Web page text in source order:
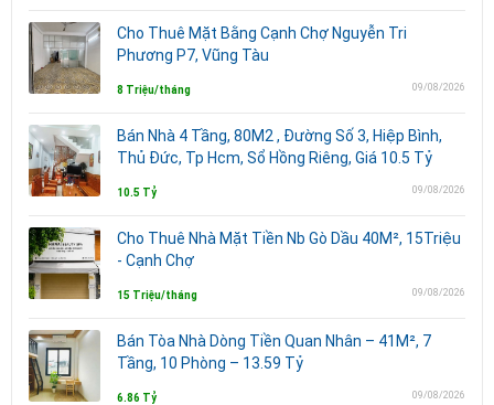
Cho Thuê Mặt Bằng Cạnh Chợ Nguyễn Tri
Phương P7, Vũng Tàu
8 Triệu/tháng 09/08/2026
Bán Nhà 4 Tầng, 80M2 , Đường Số 3, Hiệp Bình,
Thủ Đức, Tp Hcm, Sổ Hồng Riêng, Giá 10.5 Tỷ
10.5 Tỷ 09/08/2026
Cho Thuê Nhà Mặt Tiền Nb Gò Dầu 40M², 15Triệu
- Cạnh Chợ
15 Triệu/tháng 09/08/2026
Bán Tòa Nhà Dòng Tiền Quan Nhân – 41M², 7
Tầng, 10 Phòng – 13.59 Tỷ
6.86 Tỷ 09/08/2026